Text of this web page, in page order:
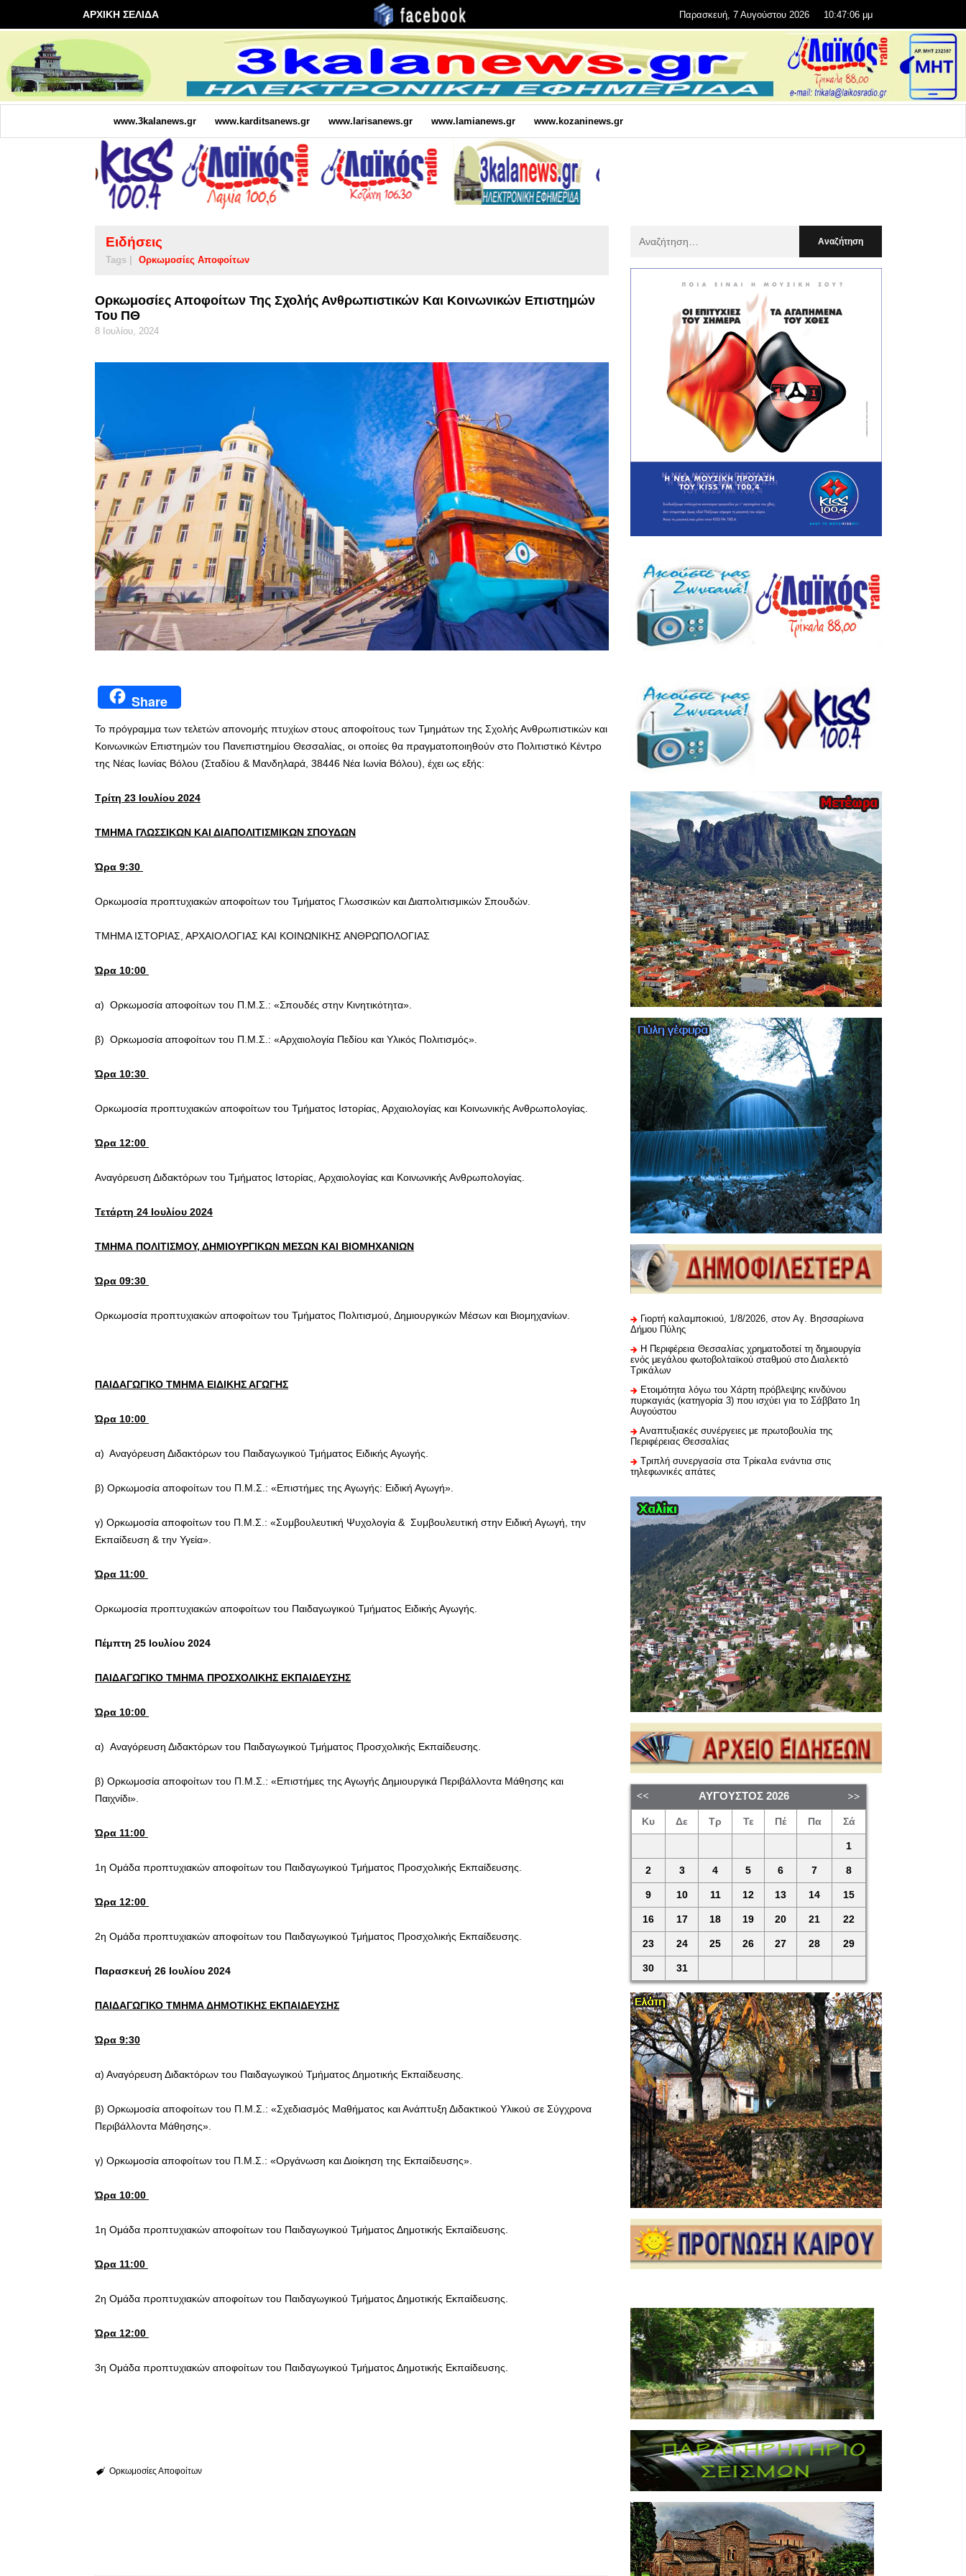
ΑΡΧΙΚΗ ΣΕΛΙΔΑ Παρασκευή, 7 Αυγούστου 2026 10:47:07 μμ
www.3kalanews.gr www.karditsanews.gr www.larisanews.gr www.lamianews.gr www.kozaninews.gr
Ειδήσεις
Tags | Ορκωμοσίες Αποφοίτων
Ορκωμοσίες Αποφοίτων Της Σχολής Ανθρωπιστικών Και Κοινωνικών Επιστημών
Του ΠΘ
8 Ιουλίου, 2024
Share
Το πρόγραμμα των τελετών απονομής πτυχίων στους αποφοίτους των Τμημάτων της Σχολής Ανθρωπιστικών και
Κοινωνικών Επιστημών του Πανεπιστημίου Θεσσαλίας, οι οποίες θα πραγματοποιηθούν στο Πολιτιστικό Κέντρο
της Νέας Ιωνίας Βόλου (Σταδίου & Μανδηλαρά, 38446 Νέα Ιωνία Βόλου), έχει ως εξής:
Τρίτη 23 Ιουλίου 2024
ΤΜΗΜΑ ΓΛΩΣΣΙΚΩΝ ΚΑΙ ΔΙΑΠΟΛΙΤΙΣΜΙΚΩΝ ΣΠΟΥΔΩΝ
Ώρα 9:30
Ορκωμοσία προπτυχιακών αποφοίτων του Τμήματος Γλωσσικών και Διαπολιτισμικών Σπουδών.
ΤΜΗΜΑ ΙΣΤΟΡΙΑΣ, ΑΡΧΑΙΟΛΟΓΙΑΣ ΚΑΙ ΚΟΙΝΩΝΙΚΗΣ ΑΝΘΡΩΠΟΛΟΓΙΑΣ
Ώρα 10:00
α) Ορκωμοσία αποφοίτων του Π.Μ.Σ.: «Σπουδές στην Κινητικότητα».
β) Ορκωμοσία αποφοίτων του Π.Μ.Σ.: «Αρχαιολογία Πεδίου και Υλικός Πολιτισμός».
Ώρα 10:30
Ορκωμοσία προπτυχιακών αποφοίτων του Τμήματος Ιστορίας, Αρχαιολογίας και Κοινωνικής Ανθρωπολογίας.
Ώρα 12:00
Αναγόρευση Διδακτόρων του Τμήματος Ιστορίας, Αρχαιολογίας και Κοινωνικής Ανθρωπολογίας.
Τετάρτη 24 Ιουλίου 2024
ΤΜΗΜΑ ΠΟΛΙΤΙΣΜΟΥ, ΔΗΜΙΟΥΡΓΙΚΩΝ ΜΕΣΩΝ ΚΑΙ ΒΙΟΜΗΧΑΝΙΩΝ
Ώρα 09:30
Ορκωμοσία προπτυχιακών αποφοίτων του Τμήματος Πολιτισμού, Δημιουργικών Μέσων και Βιομηχανίων.
ΠΑΙΔΑΓΩΓΙΚΟ ΤΜΗΜΑ ΕΙΔΙΚΗΣ ΑΓΩΓΗΣ
Ώρα 10:00
α) Αναγόρευση Διδακτόρων του Παιδαγωγικού Τμήματος Ειδικής Αγωγής.
β) Ορκωμοσία αποφοίτων του Π.Μ.Σ.: «Επιστήμες της Αγωγής: Ειδική Αγωγή».
γ) Ορκωμοσία αποφοίτων του Π.Μ.Σ.: «Συμβουλευτική Ψυχολογία & Συμβουλευτική στην Ειδική Αγωγή, την
Εκπαίδευση & την Υγεία».
Ώρα 11:00
Ορκωμοσία προπτυχιακών αποφοίτων του Παιδαγωγικού Τμήματος Ειδικής Αγωγής.
Πέμπτη 25 Ιουλίου 2024
ΠΑΙΔΑΓΩΓΙΚΟ ΤΜΗΜΑ ΠΡΟΣΧΟΛΙΚΗΣ ΕΚΠΑΙΔΕΥΣΗΣ
Ώρα 10:00
α) Αναγόρευση Διδακτόρων του Παιδαγωγικού Τμήματος Προσχολικής Εκπαίδευσης.
β) Ορκωμοσία αποφοίτων του Π.Μ.Σ.: «Επιστήμες της Αγωγής Δημιουργικά Περιβάλλοντα Μάθησης και
Παιχνίδι».
Ώρα 11:00
1η Ομάδα προπτυχιακών αποφοίτων του Παιδαγωγικού Τμήματος Προσχολικής Εκπαίδευσης.
Ώρα 12:00
2η Ομάδα προπτυχιακών αποφοίτων του Παιδαγωγικού Τμήματος Προσχολικής Εκπαίδευσης.
Παρασκευή 26 Ιουλίου 2024
ΠΑΙΔΑΓΩΓΙΚΟ ΤΜΗΜΑ ΔΗΜΟΤΙΚΗΣ ΕΚΠΑΙΔΕΥΣΗΣ
Ώρα 9:30
α) Αναγόρευση Διδακτόρων του Παιδαγωγικού Τμήματος Δημοτικής Εκπαίδευσης.
β) Ορκωμοσία αποφοίτων του Π.Μ.Σ.: «Σχεδιασμός Μαθήματος και Ανάπτυξη Διδακτικού Υλικού σε Σύγχρονα
Περιβάλλοντα Μάθησης».
γ) Ορκωμοσία αποφοίτων του Π.Μ.Σ.: «Οργάνωση και Διοίκηση της Εκπαίδευσης».
Ώρα 10:00
1η Ομάδα προπτυχιακών αποφοίτων του Παιδαγωγικού Τμήματος Δημοτικής Εκπαίδευσης.
Ώρα 11:00
2η Ομάδα προπτυχιακών αποφοίτων του Παιδαγωγικού Τμήματος Δημοτικής Εκπαίδευσης.
Ώρα 12:00
3η Ομάδα προπτυχιακών αποφοίτων του Παιδαγωγικού Τμήματος Δημοτικής Εκπαίδευσης.
Ορκωμοσίες Αποφοίτων
:
Γιορτή καλαμποκιού, 1/8/2026, στον Αγ. Βησσαρίωνα
Δήμου Πύλης
H Περιφέρεια Θεσσαλίας χρηματοδοτεί τη δημιουργία
ενός μεγάλου φωτοβολταϊκού σταθμού στο Διαλεκτό
Τρικάλων
Ετοιμότητα λόγω του Χάρτη πρόβλεψης κινδύνου
πυρκαγιάς (κατηγορία 3) που ισχύει για το Σάββατο 1η
Αυγούστου
Αναπτυξιακές συνέργειες με πρωτοβουλία της
Περιφέρειας Θεσσαλίας
Τριπλή συνεργασία στα Τρίκαλα ενάντια στις
τηλεφωνικές απάτες
ΑΎΓΟΥΣΤΟΣ 2026
Κυ Δε Τρ Τε Πέ Πα Σά
1
2 3 4 5 6 7 8
9 10 11 12 13 14 15
16 17 18 19 20 21 22
23 24 25 26 27 28 29
30 31